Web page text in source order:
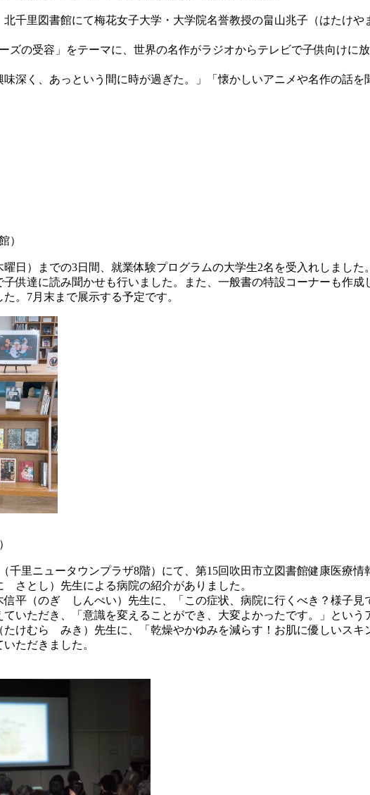
北千里図書館にて梅花女子大学・大学院名誉教授の畠山兆子（はたけ
ズの受容」をテーマに、世界の名作がラジオからテレビで子供向けに
深く、あっという間に時が過ぎた。」「懐かしいアニメや名作の話を
）
日）までの3日間、就業体験プログラムの大学生2名を受入れしまし
供達に読み聞かせも行いました。また、一般書の特設コーナーも作
。7月末まで展示する予定です。
千里ニュータウンプラザ8階）にて、第15回吹田市立図書館健康医療情
さとし）先生による病院の紹介がありました。
平（のぎ しんぺい）先生に、「この症状、病院に行くべき？様子
いただき、「意識を変えることができ、大変よかったです。」という
けむら みき）先生に、「乾燥やかゆみを減らす！お肌に優しいス
ただきました。